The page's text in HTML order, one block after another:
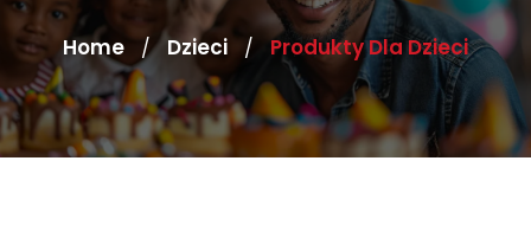
Home / Dzieci / Produkty Dla Dzieci